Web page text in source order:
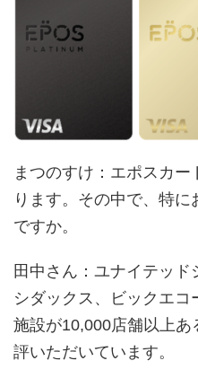
まつのすけ ：エポスカ
ります。その中で、特
ですか。
田中さん ：ユナイテッド
シダックス、ビックエ
施設が10,000店舗以上
評いただいています。